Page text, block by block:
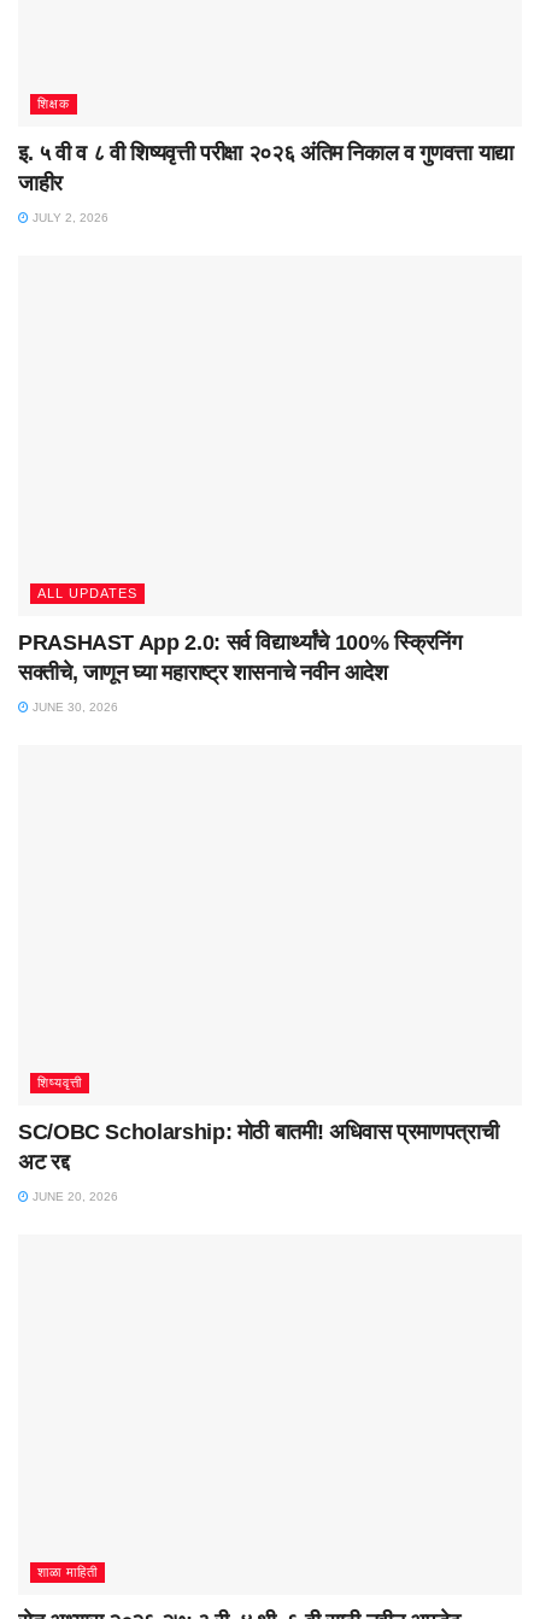
शिक्षक
इ. ५ वी व ८ वी शिष्यवृत्ती परीक्षा २०२६ अंतिम निकाल व गुणवत्ता याद्या
जाहीर
JULY 2, 2026
ALL UPDATES
PRASHAST App 2.0: सर्व विद्यार्थ्यांचे 100% स्क्रिनिंग
सक्तीचे, जाणून घ्या महाराष्ट्र शासनाचे नवीन आदेश
JUNE 30, 2026
शिष्यवृत्ती
SC/OBC Scholarship: मोठी बातमी! अधिवास प्रमाणपत्राची
अट रद्द
JUNE 20, 2026
शाळा माहिती